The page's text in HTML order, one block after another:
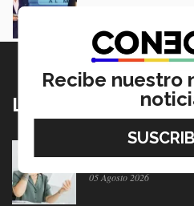
Lo más nuevo
Tec y UT Austin
hispanohablantes con
05 Agosto 2026
Recibe nuestro